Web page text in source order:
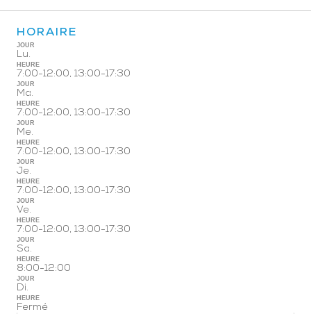
HORAIRE
JOUR
Lu.
HEURE
7:00-12:00, 13:00-17:30
JOUR
Ma.
HEURE
7:00-12:00, 13:00-17:30
JOUR
Me.
HEURE
7:00-12:00, 13:00-17:30
JOUR
Je.
HEURE
7:00-12:00, 13:00-17:30
JOUR
Ve.
HEURE
7:00-12:00, 13:00-17:30
JOUR
Sa.
HEURE
8:00-12:00
JOUR
Di.
HEURE
Fermé